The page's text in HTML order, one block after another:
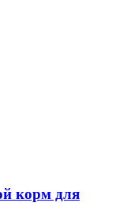
корм для